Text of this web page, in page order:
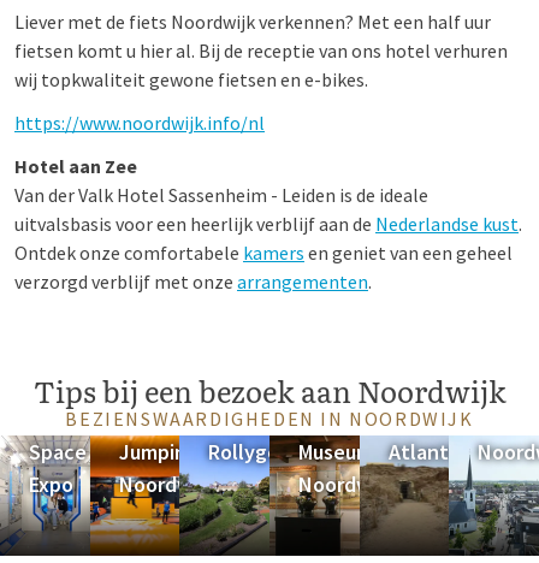
Liever met de fiets Noordwijk verkennen? Met een half uur
fietsen komt u hier al. Bij de receptie van ons hotel verhuren
wij topkwaliteit gewone fietsen en e-bikes.
https://www.noordwijk.info/nl
Hotel aan Zee
Van der Valk Hotel Sassenheim - Leiden is de ideale
uitvalsbasis voor een heerlijk verblijf aan de Nederlandse kust.
Ontdek onze comfortabele kamers en geniet van een geheel
verzorgd verblijf met onze arrangementen.
Tips bij een bezoek aan Noordwijk
BEZIENSWAARDIGHEDEN IN NOORDWIJK
Space
Expo
Jumpin
Noordwijk
RollygolfMuseum
Noordwijk
Atlantikwall